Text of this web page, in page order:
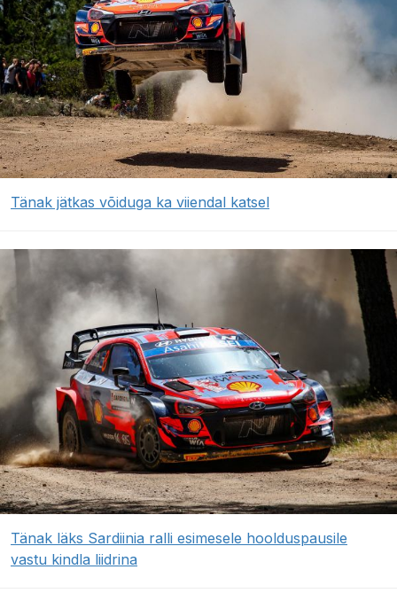
Tänak jätkas võiduga ka viiendal katsel
Tänak läks Sardiinia ralli esimesele hoolduspausile
vastu kindla liidrina